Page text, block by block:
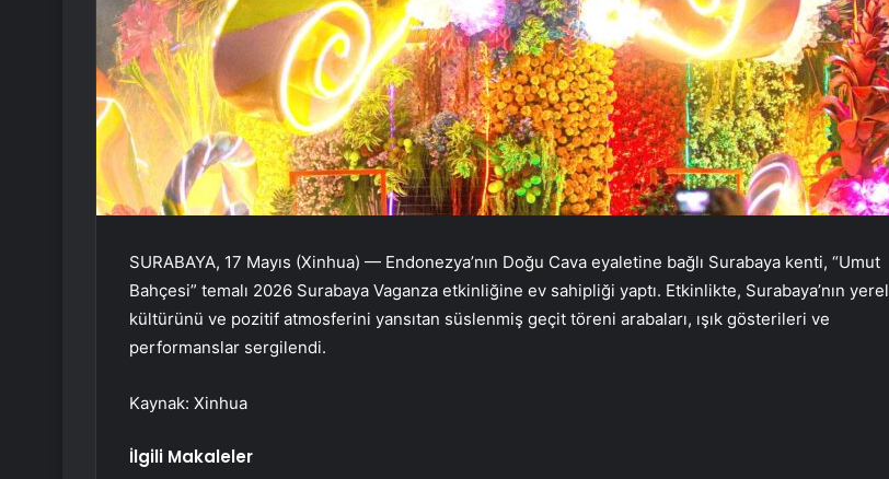
SURABAYA, 17 Mayıs (Xinhua) — Endonezya’nın Doğu Cava eyaletine bağlı Surabaya kenti, “Umut
Bahçesi” temalı 2026 Surabaya Vaganza etkinliğine ev sahipliği yaptı. Etkinlikte, Surabaya’nın yerel
kültürünü ve pozitif atmosferini yansıtan süslenmiş geçit töreni arabaları, ışık gösterileri ve
performanslar sergilendi.
Kaynak: Xinhua
İlgili Makaleler